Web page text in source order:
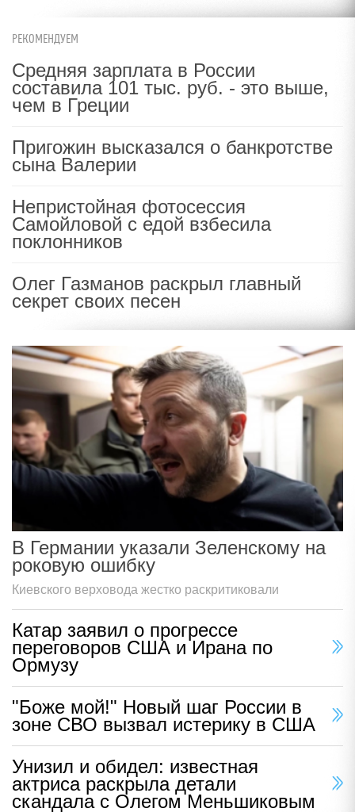
РЕКОМЕНДУЕМ
Средняя зарплата в России
составила 101 тыс. руб. - это выше,
чем в Греции
Пригожин высказался о банкротстве
сына Валерии
Непристойная фотосессия
Самойловой с едой взбесила
поклонников
Олег Газманов раскрыл главный
секрет своих песен
В Германии указали Зеленскому на
роковую ошибку
Киевского верховода жестко раскритиковали
Катар заявил о прогрессе
переговоров США и Ирана по
Ормузу
"Боже мой!" Новый шаг России в
зоне СВО вызвал истерику в США
Унизил и обидел: известная
актриса раскрыла детали
скандала с Олегом Меньшиковым